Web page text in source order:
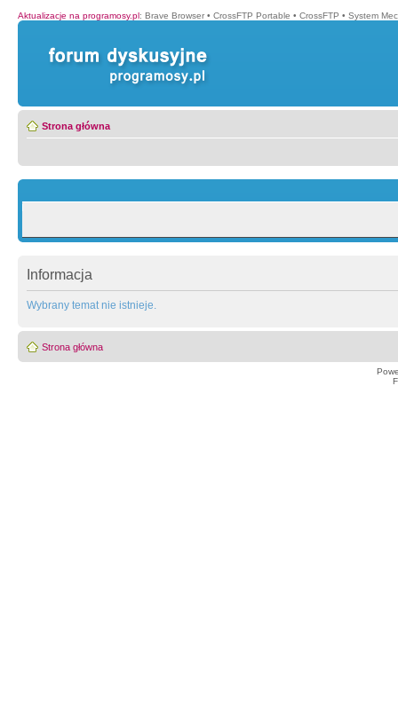
Aktualizacje na programosy.pl: Brave Browser • CrossFTP Portable • CrossFTP • System
Strona główna
Informacja
Wybrany temat nie istnieje.
Strona główna